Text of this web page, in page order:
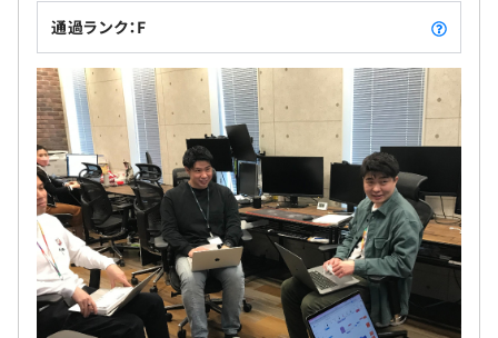
特徴は、縦割りではなく“横断的に動ける”チーム構造であ
ること。仕様検討からリリース後の改善まで、
関係者全員が小さな単位で協力し合い、スピード感を持っ
て開発を進めています。
週次のチームMTGで課題共有し、普段はSlackやNotionな
どで気軽に相談できる環境です。
新卒でも、アイデア提案や改善活動に参加しやすく、自分
の意見がプロダクトに反映されやすい距離感も魅力のひと
つです。
通過ランク：F